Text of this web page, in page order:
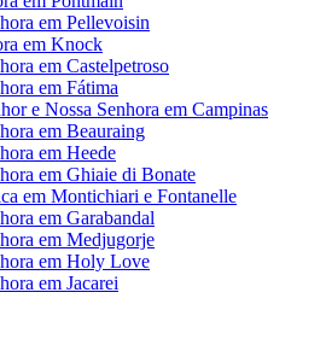
em Pellevoisin
em Knock
em Castelpetroso
em Fátima
e Nossa Senhora em Campinas
em Beauraing
em Heede
em Ghiaie di Bonate
em Montichiari e Fontanelle
em Garabandal
em Medjugorje
em Holy Love
em Jacarei